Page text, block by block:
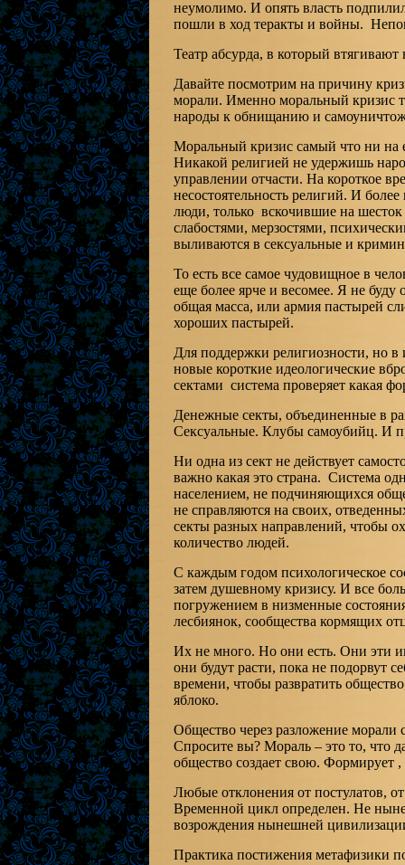
неумолимо. И опять власть
пошли в ход теракты и войны.
Театр абсурда, в который втягивают
Давайте посмотрим на причину
морали. Именно моральный кризис
народы к обнищанию и
Моральный кризис самый что ни
Никакой религией не удержишь
управлении отчасти. На короткое
несостоятельность религий. И
люди, только вскочившие на
слабостями, мерзостями,
выливаются в сексуальные и
То есть все самое чудовищное в
еще более ярче и весомее. Я не
общая масса, или армия пастырей
хороших пастырей.
Для поддержки религиозности, но в
новые короткие идеологические
сектами система проверяет какая
Денежные секты, объединенные в
Сексуальные. Клубы самоубийц. И
Ни одна из сект не действует
важно какая это страна. Система
населением, не подчиняющихся
не справляются на своих,
секты разных направлений, чтобы
количество людей.
С каждым годом психологическое
затем душевному кризису. И все
погружением в низменные
лесбиянок, сообщества кормящих
Их не много. Но они есть. Они эти
они будут расти, пока не подорвут
времени, чтобы развратить
яблоко.
Общество через разложение морали
Спросите вы? Мораль – это то, что
общество создает свою. Формирует ,
Любые отклонения от постулатов,
Временной цикл определен. Не
возрождения нынешней
Практика постижения метафизики